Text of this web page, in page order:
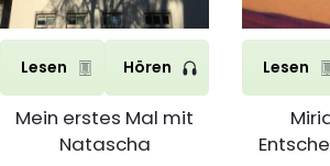
Lesen Hören
Mein erstes Mal mit
Natascha
Lesen